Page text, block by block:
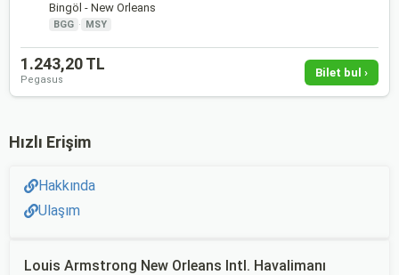
Bingöl - New Orleans
BGG · MSY
1.243,20 TL
Pegasus
Bilet bul ›
Hızlı Erişim
Hakkında
Ulaşım
Louis Armstrong New Orleans Intl. Havalimanı